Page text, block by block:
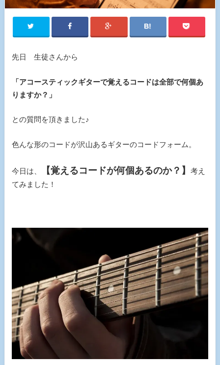
先日 生徒さんから
「アコースティックギターで覚えるコードは全部で何個あ
りますか？」
との質問を頂きました♪
色んな形のコードが沢山あるギターのコードフォーム。
今日は、 【覚えるコードが何個あるのか？】
考え
てみました！